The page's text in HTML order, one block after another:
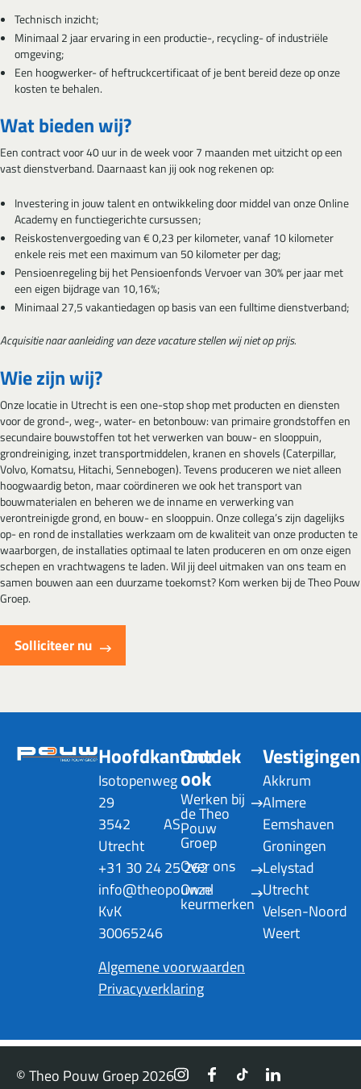
Technisch inzicht;
Minimaal 2 jaar ervaring in een productie-, recycling- of industriële
omgeving;
Een hoogwerker- of heftruckcertificaat of je bent bereid deze op onze
kosten te behalen.
Wat bieden wij?
Een contract voor 40 uur in de week voor 7 maanden met uitzicht op een
vast dienstverband. Daarnaast kan jij ook nog rekenen op:
Investering in jouw talent en ontwikkeling door middel van onze Online
Academy en functiegerichte cursussen;
Reiskostenvergoeding van € 0,23 per kilometer, vanaf 10 kilometer
enkele reis met een maximum van 50 kilometer per dag;
Pensioenregeling bij het Pensioenfonds Vervoer van 30% per jaar met
een eigen bijdrage van 10,16%;
Minimaal 27,5 vakantiedagen op basis van een fulltime dienstverband;
Acquisitie naar aanleiding van deze vacature stellen wij niet op prijs.
Wie zijn wij?
Onze locatie in Utrecht is een one-stop shop met producten en diensten
voor de grond-, weg-, water- en betonbouw: van primaire grondstoffen en
secundaire bouwstoffen tot het verwerken van bouw- en slooppuin,
grondreiniging, inzet transportmiddelen, kranen en shovels (Caterpillar,
Volvo, Komatsu, Hitachi, Sennebogen). Tevens produceren we niet alleen
hoogwaardig beton, maar coördineren we ook het transport van
bouwmaterialen en beheren we de inname en verwerking van
verontreinigde grond, en bouw- en slooppuin. Onze collega’s zijn dagelijks
op- en rond de installaties werkzaam om de kwaliteit van onze producten te
waarborgen, de installaties optimaal te laten produceren en om onze eigen
schepen en vrachtwagens te laden. Wil jij deel uitmaken van ons team en
samen bouwen aan een duurzame toekomst? Kom werken bij de Theo Pouw
Groep.
Solliciteer nu
Hoofdkantoor
Isotopenweg
29
3542 AS
Utrecht
+31 30 24 25 262
info@theopouw.nl
KvK
30065246
Algemene voorwaarden
Privacyverklaring
Ontdek
ook
Werken bij
de Theo
Pouw
Groep
Over ons
Onze
keurmerken
Vestigingen
Akkrum
Almere
Eemshaven
Groningen
Lelystad
Utrecht
Velsen-Noord
Weert
© Theo Pouw Groep 2026